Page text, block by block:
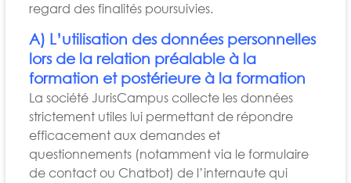
regard des finalités poursuivies.
A) L’utilisation des données personnelles
lors de la relation préalable à la
formation et postérieure à la formation
La société JurisCampus collecte les données
strictement utiles lui permettant de répondre
efficacement aux demandes et
questionnements (notamment via le formulaire
de contact ou Chatbot) de l’internaute qui